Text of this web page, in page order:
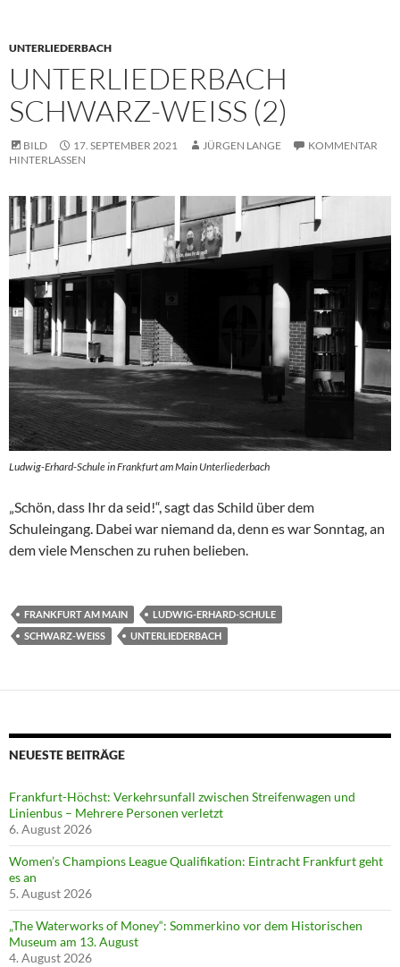
UNTERLIEDERBACH
UNTERLIEDERBACH
SCHWARZ-WEISS (2)
BILD 17. SEPTEMBER 2021 JÜRGEN LANGE
KOMMENTAR
HINTERLASSEN
Ludwig-Erhard-Schule in Frankfurt am Main Unterliederbach
„Schön, dass Ihr da seid!“, sagt das Schild über dem
Schuleingang. Dabei war niemand da, denn es war Sonntag, an
dem viele Menschen zu ruhen belieben.
FRANKFURT AM MAIN
LUDWIG-ERHARD-SCHULE
SCHWARZ-WEISS
UNTERLIEDERBACH
NEUESTE BEITRÄGE
Frankfurt-Höchst: Verkehrsunfall zwischen Streifenwagen und
Linienbus – Mehrere Personen verletzt
6. August 2026
Women’s Champions League Qualifikation: Eintracht Frankfurt geht
es an
5. August 2026
„The Waterworks of Money“: Sommerkino vor dem Historischen
Museum am 13. August
4. August 2026